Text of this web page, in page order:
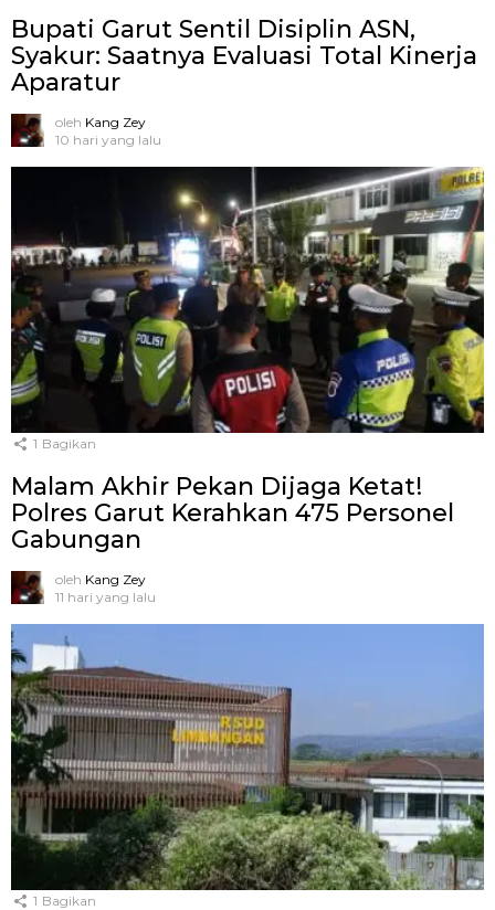
Bupati Garut Sentil Disiplin ASN,
Syakur: Saatnya Evaluasi Total Kinerja
Aparatur
oleh Kang Zey
10 hari yang lalu
1 Bagikan
Malam Akhir Pekan Dijaga Ketat!
Polres Garut Kerahkan 475 Personel
Gabungan
oleh Kang Zey
11 hari yang lalu
1 Bagikan